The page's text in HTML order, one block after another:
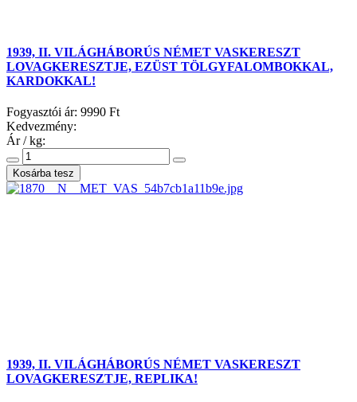
1939, II. VILÁGHÁBORÚS NÉMET VASKERESZT
LOVAGKERESZTJE, EZÜST TÖLGYFALOMBOKKAL,
KARDOKKAL!
Fogyasztói ár: 9990 Ft
Kedvezmény:
Ár / kg:
1939, II. VILÁGHÁBORÚS NÉMET VASKERESZT
LOVAGKERESZTJE, REPLIKA!